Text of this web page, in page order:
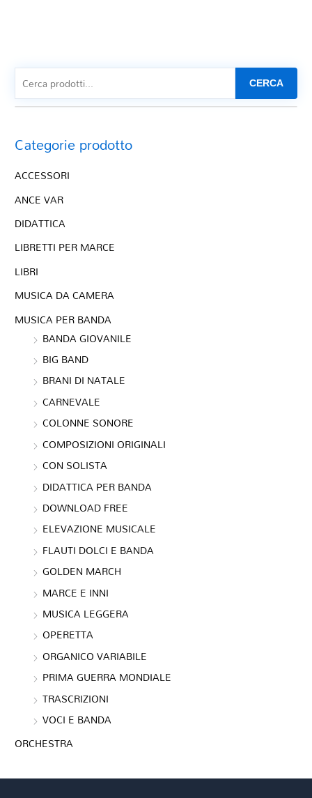
CERCA
Categorie prodotto
ACCESSORI
ANCE VAR
DIDATTICA
LIBRETTI PER MARCE
LIBRI
MUSICA DA CAMERA
MUSICA PER BANDA
BANDA GIOVANILE
BIG BAND
BRANI DI NATALE
CARNEVALE
COLONNE SONORE
COMPOSIZIONI ORIGINALI
CON SOLISTA
DIDATTICA PER BANDA
DOWNLOAD FREE
ELEVAZIONE MUSICALE
FLAUTI DOLCI E BANDA
GOLDEN MARCH
MARCE E INNI
MUSICA LEGGERA
OPERETTA
ORGANICO VARIABILE
PRIMA GUERRA MONDIALE
TRASCRIZIONI
VOCI E BANDA
ORCHESTRA